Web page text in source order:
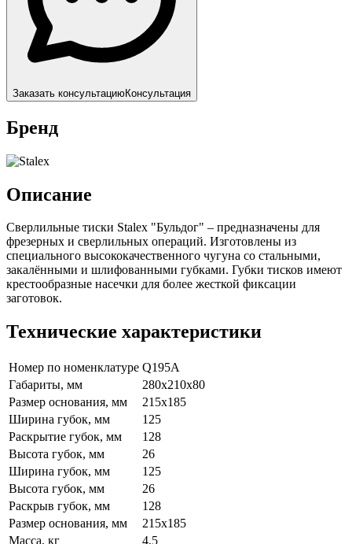
Заказать консультациюКонсультация
Бренд
Описание
Сверлильные тиски Stalex "Бульдог" – предназначены для
фрезерных и сверлильных операций. Изготовлены из
специального высококачественного чугуна со стальными,
закалёнными и шлифованными губками. Губки тисков имеют
крестообразные насечки для более жесткой фиксации
заготовок.
Технические характеристики
Номер по номенклатуре Q195A
Габариты, мм
280x210x80
Размер основания, мм
215x185
Ширина губок, мм
125
Раскрытие губок, мм
128
Высота губок, мм
26
Ширина губок, мм
125
Высота губок, мм
26
Раскрыв губок, мм
128
Размер основания, мм
215х185
Масса, кг
4,5